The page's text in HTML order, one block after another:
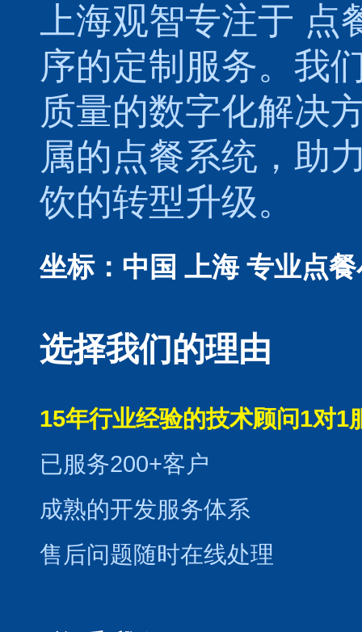
上海观智专注于 点
序的定制服务。我
质量的数字化解决
属的点餐系统 ，助
饮的转型升级。
坐标：中国 上海 专业点
选择我们的理由
15年行业经验的技术顾问1对1
已服务200+客户
成熟的开发服务体系
售后问题随时在线处理